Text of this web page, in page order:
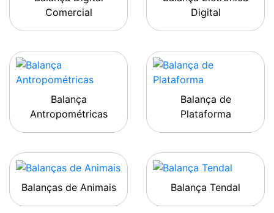
Comercial
Digital
Balança
Antropométricas
Balança de
Plataforma
Balanças de Animais Balança Tendal